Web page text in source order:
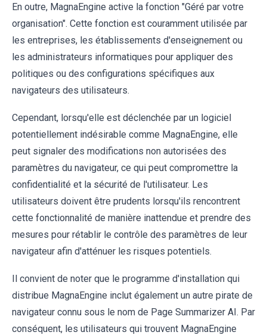
En outre, MagnaEngine active la fonction "Géré par votre
organisation". Cette fonction est couramment utilisée par
les entreprises, les établissements d'enseignement ou
les administrateurs informatiques pour appliquer des
politiques ou des configurations spécifiques aux
navigateurs des utilisateurs.
Cependant, lorsqu'elle est déclenchée par un logiciel
potentiellement indésirable comme MagnaEngine, elle
peut signaler des modifications non autorisées des
paramètres du navigateur, ce qui peut compromettre la
confidentialité et la sécurité de l'utilisateur. Les
utilisateurs doivent être prudents lorsqu'ils rencontrent
cette fonctionnalité de manière inattendue et prendre des
mesures pour rétablir le contrôle des paramètres de leur
navigateur afin d'atténuer les risques potentiels.
Il convient de noter que le programme d'installation qui
distribue MagnaEngine inclut également un autre pirate de
navigateur connu sous le nom de Page Summarizer AI. Par
conséquent, les utilisateurs qui trouvent MagnaEngine